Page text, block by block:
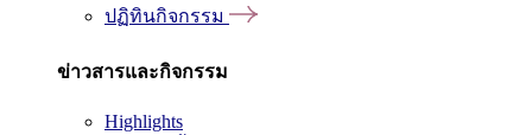
ปฏิทินกิจกรรม
ข่าวสารและกิจกรรม
Highlights